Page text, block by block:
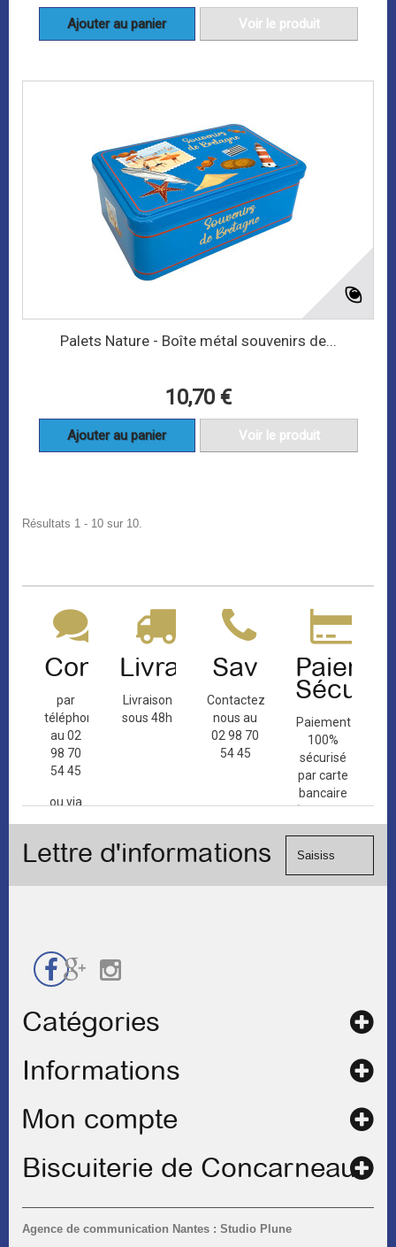
Ajouter au panier Voir le produit
Palets Nature - Boîte métal souvenirs de...
10,70 €
Ajouter au panier Voir le produit
Résultats 1 - 10 sur 10.
Contact
par
téléphone
au 02
98 70
54 45
ou via
de
Livraison
Livraison
sous 48h
Sav
Contactez-
nous au
02 98 70
54 45
Paiement
100%
sécurisé
par carte
bancaire
(Mastercard,
Visa, ...) et
Lettre d'informations
Catégories
Informations
Agence de communication Nantes : Studio Plune
Mon compte
Biscuiterie de Concarneau